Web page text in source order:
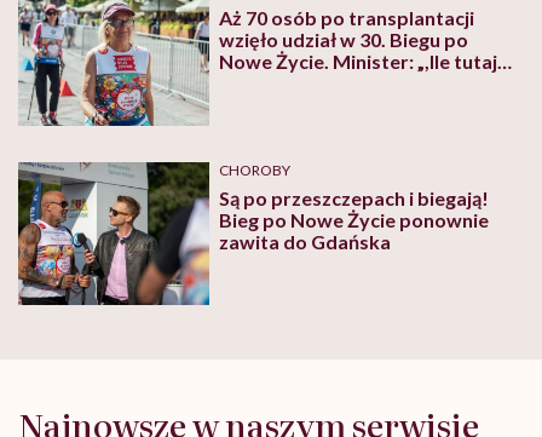
Aż 70 osób po transplantacji
wzięło udział w 30. Biegu po
Nowe Życie. Minister: „,Ile tutaj
CHOROBY
Są po przeszczepach i biegają!
Bieg po Nowe Życie ponownie
zawita do Gdańska
Najnowsze w naszym serwisie